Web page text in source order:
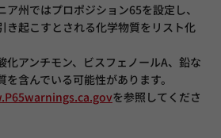
州ではプロポジション65を設定し、
き起こすとされる化学物質をリスト化
化アンチモン、ビスフェノールA、鉛な
含んでいる可能性があります。
を参照してくださ